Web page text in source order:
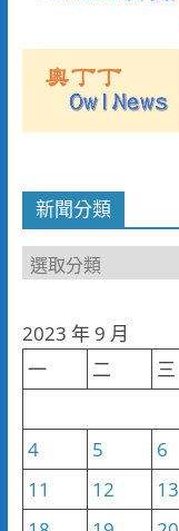
新聞分類
新
類
2023 年 9 月
一
二 三
4
5 6
11
12 13